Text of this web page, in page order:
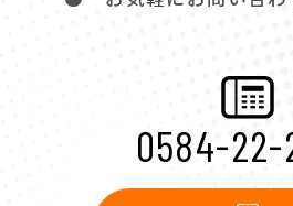
0584-22-